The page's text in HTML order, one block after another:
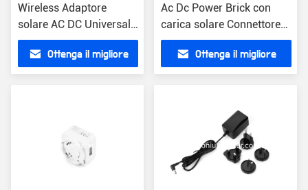
Wireless Adaptore
solare AC DC Universal
Plug Charger Regno
Unito UE Stati Uniti
Ottenga il migliore
Ac Dc Power Brick con
carica solare Connettore
nero FC/SC/ST 1
campione gratuito
Ottenga il migliore